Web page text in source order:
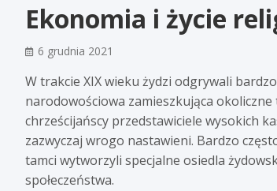
Ekonomia i życie
6 grudnia 2021
W trakcie XIX wieku żydzi odgrywali
narodowościowa zamieszkująca
chrześcijańscy przedstawiciele wysokich
zazwyczaj wrogo nastawieni. Bardzo
tamci wytworzyli specjalne osiedla
społeczeństwa.